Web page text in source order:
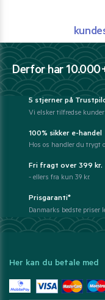
Derfor har
5 stjerner på
Vi elsker tilfredse kunder
100% sikker e-handel
Hos os handler du trygt
Fri fragt over 399 kr.
- ellers fra kun 39 kr.
Prisgaranti*
Danmarks bedste priser
Her kan du betale med